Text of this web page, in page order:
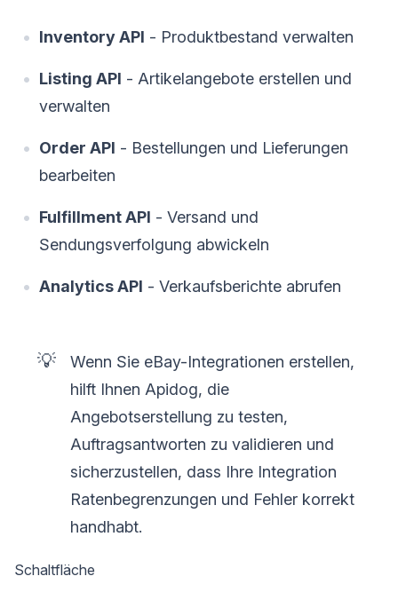
Inventory API - Produktbestand verwalten
Listing API - Artikelangebote erstellen und
verwalten
Order API - Bestellungen und Lieferungen
bearbeiten
Fulfillment API - Versand und
Sendungsverfolgung abwickeln
Analytics API - Verkaufsberichte abrufen
💡
Wenn Sie eBay-Integrationen erstellen,
hilft Ihnen Apidog, die
Angebotserstellung zu testen,
Auftragsantworten zu validieren und
sicherzustellen, dass Ihre Integration
Ratenbegrenzungen und Fehler korrekt
handhabt.
Schaltfläche